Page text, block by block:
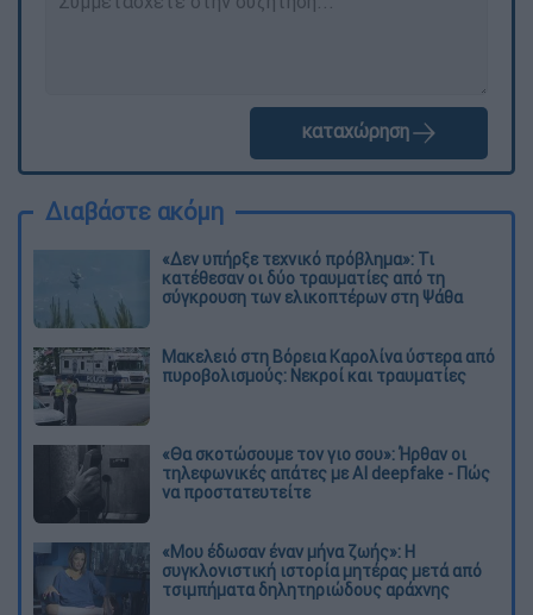
καταχώρηση
Διαβάστε ακόμη
«Δεν υπήρξε τεχνικό πρόβλημα»: Τι
κατέθεσαν οι δύο τραυματίες από τη
σύγκρουση των ελικοπτέρων στη Ψάθα
Μακελειό στη Βόρεια Καρολίνα ύστερα από
πυροβολισμούς: Νεκροί και τραυματίες
«Θα σκοτώσουμε τον γιο σου»: Ήρθαν οι
τηλεφωνικές απάτες με AI deepfake - Πώς
να προστατευτείτε
«Μου έδωσαν έναν μήνα ζωής»: Η
συγκλονιστική ιστορία μητέρας μετά από
τσιμπήματα δηλητηριώδους αράχνης